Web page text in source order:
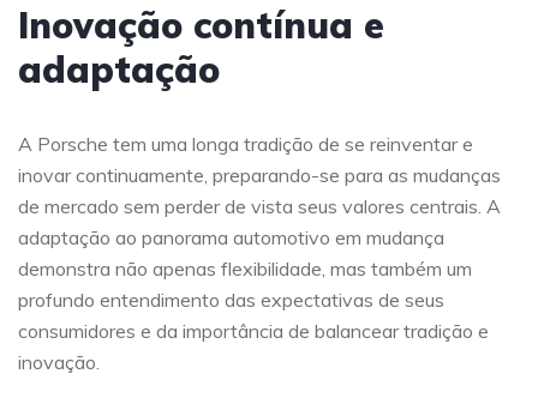
Inovação contínua e
adaptação
A Porsche tem uma longa tradição de se reinventar e
inovar continuamente, preparando-se para as mudanças
de mercado sem perder de vista seus valores centrais. A
adaptação ao panorama automotivo em mudança
demonstra não apenas flexibilidade, mas também um
profundo entendimento das expectativas de seus
consumidores e da importância de balancear tradição e
inovação.